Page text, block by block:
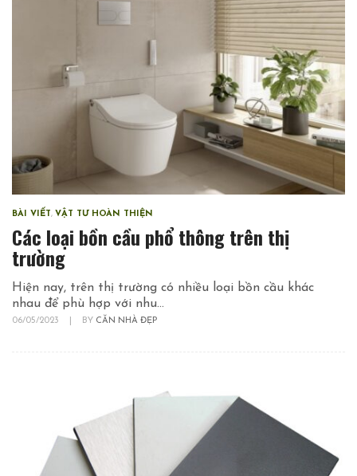
BÀI VIẾT, VẬT TƯ HOÀN THIỆN
Các loại bồn cầu phổ thông trên thị
trường
Hiện nay, trên thị trường có nhiều loại bồn cầu khác
nhau để phù hợp với nhu...
06/05/2023 BY CĂN NHÀ ĐẸP